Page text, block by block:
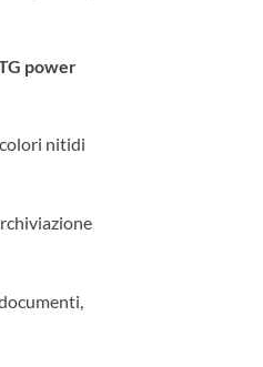
power
colori nitidi